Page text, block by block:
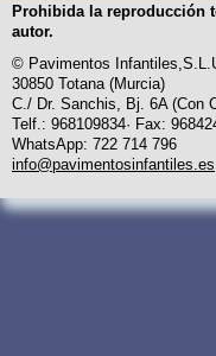
Prohibida la reproducción
autor.
© Pavimentos
30850 Totana (Murcia)
C./ Dr. Sanchis, Bj. 6A (Con
Telf.: 968109834· Fax:
WhatsApp: 722 714 796
info@pavimentosinfantiles.es